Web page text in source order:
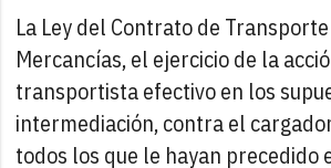
La Ley del Contrato de
Mercancías, el ejercicio de la
transportista efectivo en los
intermediación, contra el
todos los que le hayan precedido